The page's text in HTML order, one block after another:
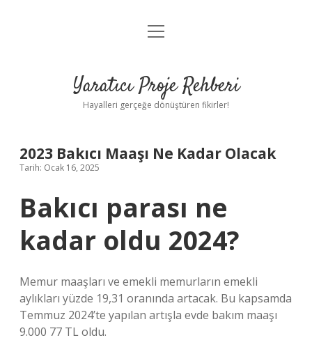
Anasayfa
Yasal Uyarı
menüyü
Yaratıcı Proje Rehberi
Hayalleri gerçeğe dönüştüren fikirler!
2023 Bakıcı Maaşı Ne Kadar Olacak
Tarih: Ocak 16, 2025
Bakıcı parası ne
kadar oldu 2024?
Memur maaşları ve emekli memurların emekli
aylıkları yüzde 19,31 oranında artacak. Bu kapsamda
Temmuz 2024’te yapılan artışla evde bakım maaşı
9.000 77 TL oldu.